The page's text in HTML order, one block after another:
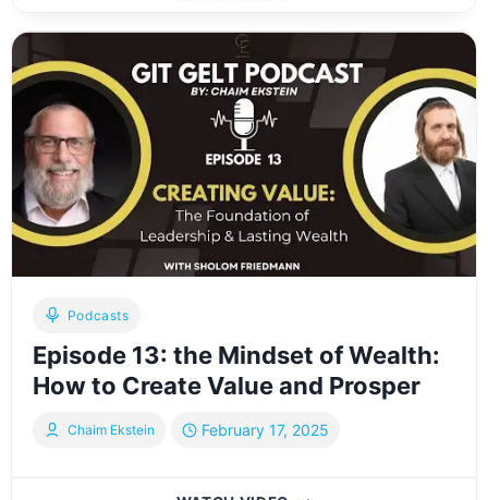
גרינגע
ביי
סטעפ
וועג
עפענען
א
|
EPISODE
Podcasts
Episode 13: the Mindset of Wealth:
How to Create Value and Prosper
Chaim Ekstein February 17, 2025